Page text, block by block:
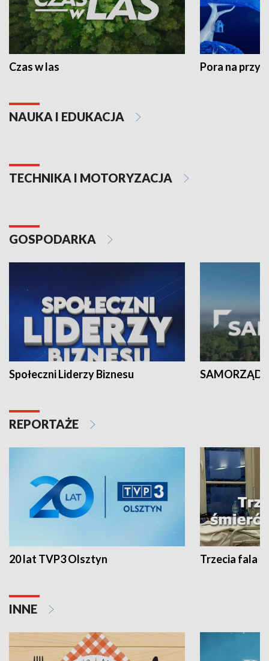
Czas w las Pora na
NAUKA I EDUKACJA
TECHNIKA I MOTORYZACJA
GOSPODARKA
Społeczni Liderzy Biznesu SAMORZĄD
REPORTAŻE
20 lat TVP3 Olsztyn Trzecia fala -
INNE